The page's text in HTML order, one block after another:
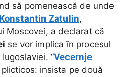
să pomenească de unde
Konstantin Zatulin,
Moscovei, a declarat că
se vor implica în procesul
Iugoslaviei. “Vecernje
plicticos: insista pe două